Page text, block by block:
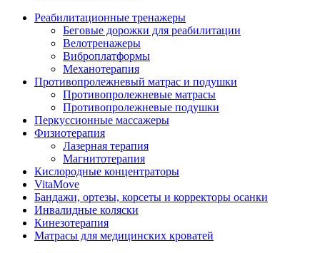
Реабилитационные тренажеры
Беговые дорожки для реабилитации
Велотренажеры
Виброплатформы
Механотерапия
Противопролежневый матрас и подушки
Противопролежневые матрасы
Противопролежневые подушки
Перкуссионные массажеры
Физиотерапия
Лазерная терапия
Магнитотерапия
Кислородные концентраторы
VitaMove
Бандажи, ортезы, корсеты и корректоры осанки
Инвалидные коляски
Кинезотерапия
Матрасы для медицинских кроватей